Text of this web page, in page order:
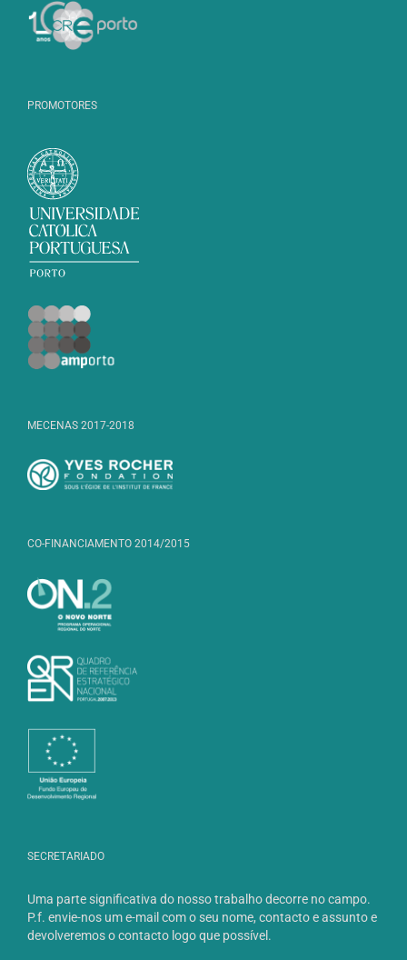
PROMOTORES
MECENAS 2017-2018
CO-FINANCIAMENTO 2014/2015
SECRETARIADO
Uma parte significativa do nosso trabalho decorre no campo.
P.f. envie-nos um e-mail com o seu nome, contacto e assunto e
devolveremos o contacto logo que possível.